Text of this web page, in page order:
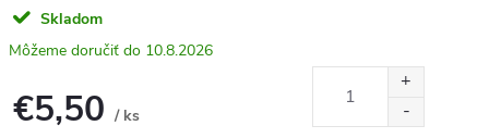
Skladom
10.8.2026
€5,50 / ks